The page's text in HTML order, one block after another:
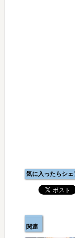
気に入ったらシ
関連